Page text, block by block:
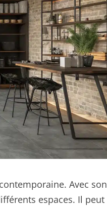
Avec son
espaces. Il peut